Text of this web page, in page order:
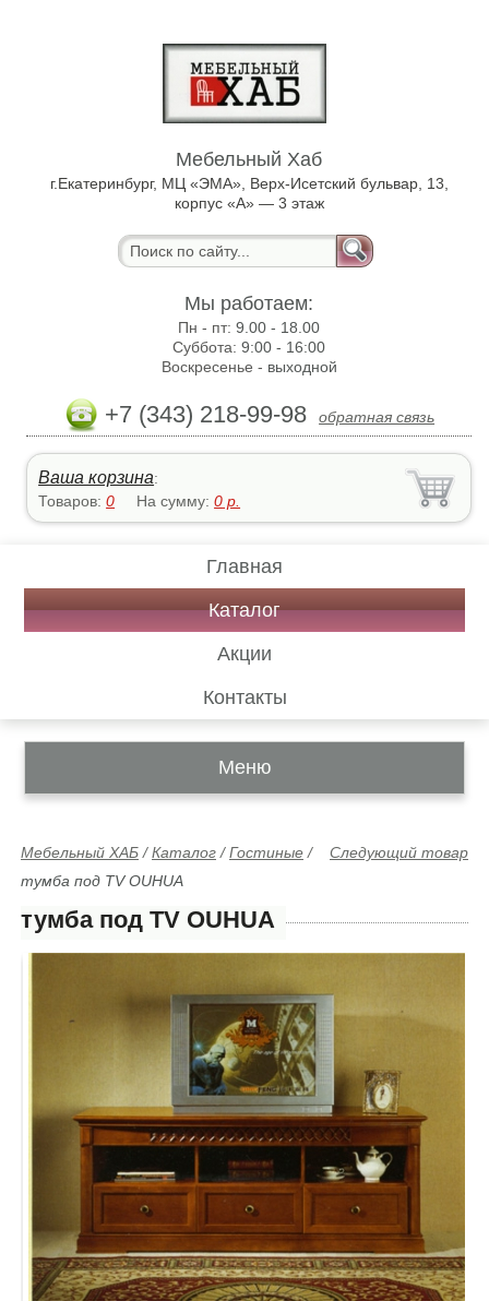
Мебельный Хаб
г.Екатеринбург, МЦ «ЭМА», Верх-Исетский бульвар, 13,
корпус «А» — 3 этаж
Мы работаем:
Пн - пт:9.00 - 18.00
Суббота:9:00 - 16:00
Воскресенье - выходной
+7 (343) 218-99-98 обратная связь
Ваша корзина:
Товаров:0 На сумму:0 р.
Главная
Каталог
Акции
Контакты
Меню
Следующий товар
Мебельный ХАБ /Каталог /Гостиные /
тумба под TV OUHUA
тумба под TV OUHUA